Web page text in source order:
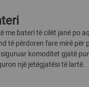
me bateri të cilët janë po
të përdoren fare mirë për
siguruar komoditet gjatë
një jetëgjatësi të lartë.